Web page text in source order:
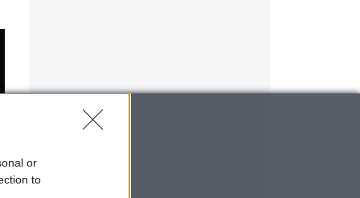
or
to